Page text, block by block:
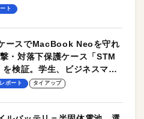
ト
ースでMacBook Neoを守れ
・対落下保護ケース「STM
検証。学生、ビジネスマン
ースに最適！
レポート タイアップ